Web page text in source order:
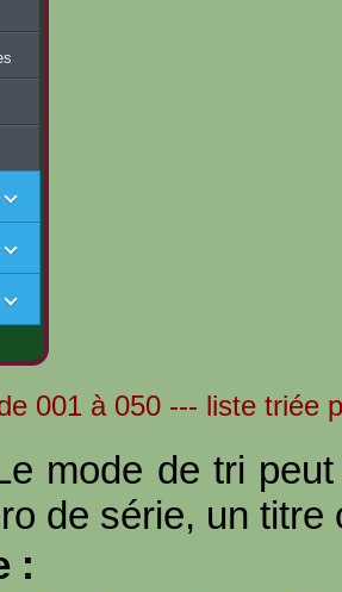
001 à 050 --- liste triée
mode de tri
de série, un titre
: